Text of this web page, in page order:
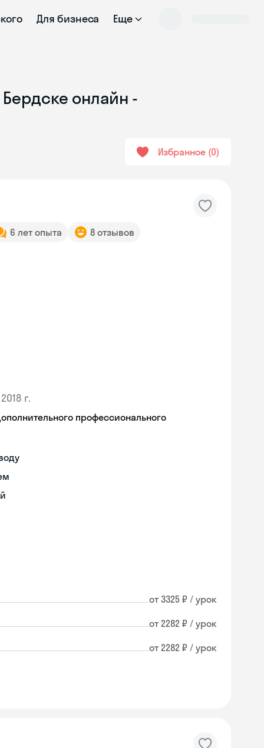
Для бизнеса Еще
онлайн -
Избранное 0
6 лет опыта 8 отзывов
2018 г.
профессионального
от 3325 ₽ / урок
от 2282 ₽ / урок
от 2282 ₽ / урок